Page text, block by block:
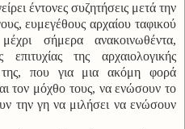
έντονες συζητήσεις μετά την
ευμεγέθους αρχαίου ταφικού
σήμερα ανακοινωθέντα,
της αρχαιολογικής
που για μια ακόμη φορά
τον μόχθο τους, να ενώσουν το
την γη να μιλήσει να ενώσουν